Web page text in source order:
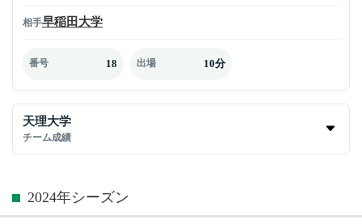
相手早稲田大学
番号 18 出場 10分
天理大学
チーム成績
2024年シーズン